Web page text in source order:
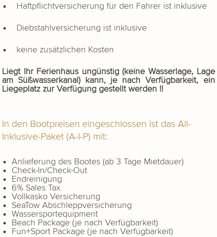
Haftpflichtversicherung für den Fahrer ist inklusive
Diebstahlversicherung ist inklusive
keine zusätzlichen Kosten
Liegt Ihr Ferienhaus ungünstig (keine Wasserlage, Lage
am Süßwasserkanal) kann, je nach Verfügbarkeit, ein
Liegeplatz zur Verfügung gestellt werden !!
In den Bootpreisen eingeschlossen ist das All-
Inklusive-Paket (A-I-P) mit:
Anlieferung des Bootes (ab 3 Tage Mietdauer)
Check-In/Check-Out
Endreinigung
6% Sales Tax
Vollkasko Versicherung
SeaTow Abschleppversicherung
Wassersportequipment
Beach Package (je nach Verfügbarkeit)
Fun+Sport Package (je nach Verfügbarkeit)